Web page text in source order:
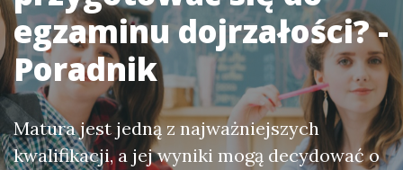
egzaminu dojrzałości? -
Poradnik
Matura jest jedną z najważniejszych
kwalifikacji, a jej wyniki mogą decydować o